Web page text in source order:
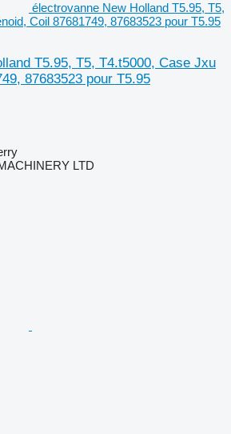
électrovanne New Holland T5.95, T5,
Coil 87681749, 87683523 pour T5.95
T5.95, T5, T4.t5000, Case Jxu
87683523 pour T5.95
LTD